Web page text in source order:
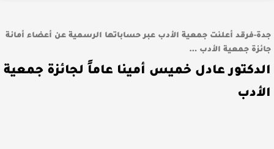
جدة-فرقد أعلنت جمعية الأدب عبر حساباتها الرسمية عن أعضاء أمانة
جائزة جمعية الأدب …
الدكتور عادل خميس أمينا عاماً لجائزة جمعية
الأدب